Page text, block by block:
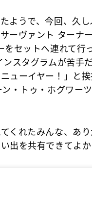
ようで、今回、久
ーヴァント ターナ
セットへ連れて行
スタグラムが苦手
ューイヤー！」と挨
・トゥ・ホグワー
くれたみんな、あ
出を共有できてよか